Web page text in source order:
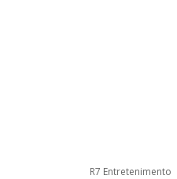
R7 Entretenimento